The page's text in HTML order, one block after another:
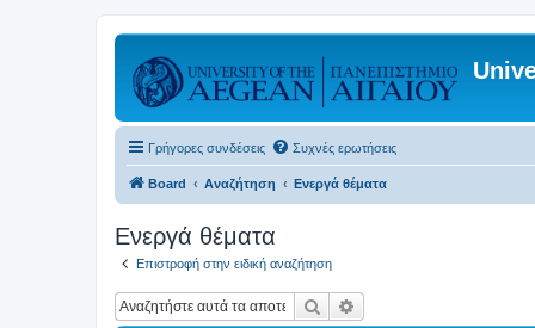
Γρήγορες συνδέσεις Συχνές ερωτήσεις
Board Αναζήτηση Ενεργά θέματα
Ενεργά θέματα
Επιστροφή στην ειδική αναζήτηση
Αναζήτηση